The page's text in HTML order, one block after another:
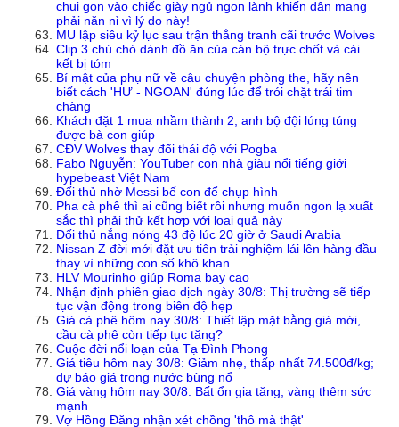
chui gọn vào chiếc giày ngủ ngon lành khiến dân mạng
phải năn nỉ vì lý do này!
MU lập siêu kỷ lục sau trận thắng tranh cãi trước Wolves
Clip 3 chú chó dành đồ ăn của cán bộ trực chốt và cái
kết bị tóm
Bí mật của phụ nữ về câu chuyện phòng the, hãy nên
biết cách 'HƯ - NGOAN' đúng lúc để trói chặt trái tim
chàng
Khách đặt 1 mua nhầm thành 2, anh bộ đội lúng túng
được bà con giúp
CĐV Wolves thay đổi thái độ với Pogba
Fabo Nguyễn: YouTuber con nhà giàu nổi tiếng giới
hypebeast Việt Nam
Đối thủ nhờ Messi bế con để chụp hình
Pha cà phê thì ai cũng biết rồi nhưng muốn ngon lạ xuất
sắc thì phải thử kết hợp với loại quả này
Đối thủ nắng nóng 43 độ lúc 20 giờ ở Saudi Arabia
Nissan Z đời mới đặt ưu tiên trải nghiệm lái lên hàng đầu
thay vì những con số khô khan
HLV Mourinho giúp Roma bay cao
Nhận định phiên giao dịch ngày 30/8: Thị trường sẽ tiếp
tục vận động trong biên độ hẹp
Giá cà phê hôm nay 30/8: Thiết lập mặt bằng giá mới,
cầu cà phê còn tiếp tục tăng?
Cuộc đời nổi loạn của Tạ Đình Phong
Giá tiêu hôm nay 30/8: Giảm nhẹ, thấp nhất 74.500đ/kg;
dự báo giá trong nước bùng nổ
Giá vàng hôm nay 30/8: Bất ổn gia tăng, vàng thêm sức
mạnh
Vợ Hồng Đăng nhận xét chồng 'thô mà thật'